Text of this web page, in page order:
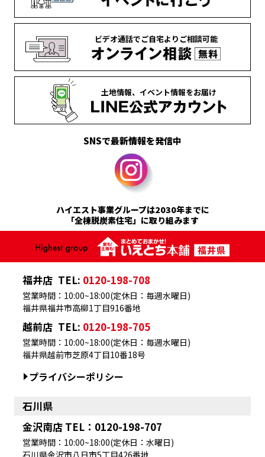
ビデオ通話でご自宅より ご相談可能
土地情報、 イベント情報をお届け
SNSで最新情報を発信中
ハイエスト事業グループは2030年までに
「全棟脱炭素住宅」に取り組みます
福井店 TEL: 0120-198-708
福井県福井市高柳1丁目916番地
営業時間：10:00~18:00(定休日：毎週水曜日)
越前店 TEL: 0120-198-705
福井県越前市芝原4丁目10番18号
営業時間：10:00~18:00(定休日：毎週水曜日)
プライバシーポリシー
石川県
金沢南店 TEL：0120-198-707
営業時間：10:00~18:00(定休日：水曜日)